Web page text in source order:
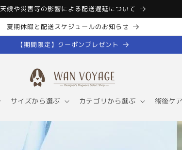
天候や災害等の影響による配送遅延について
夏期休暇と配送スケジュールのお知らせ
【期間限定】クーポンプレゼント
サイズから選ぶ カテゴリから選ぶ 術後ケ